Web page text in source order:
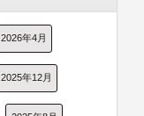
2026年4月
2025年12月